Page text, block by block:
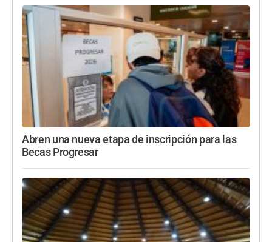
Abren una nueva etapa de inscripción para las
Becas Progresar